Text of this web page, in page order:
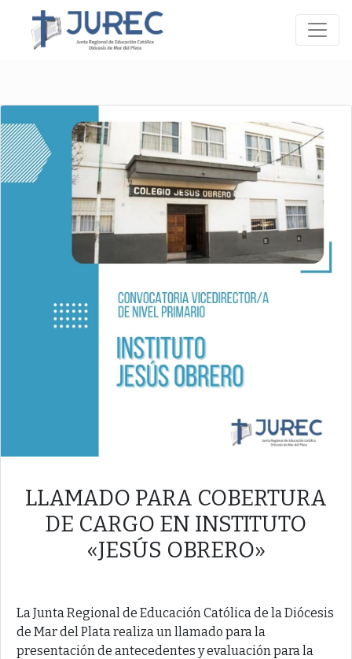
LLAMADO PARA COBERTURA
DE CARGO EN INSTITUTO
«JESÚS OBRERO»
La Junta Regional de Educación Católica de la Diócesis
de Mar del Plata realiza un llamado para la
presentación de antecedentes y evaluación para la